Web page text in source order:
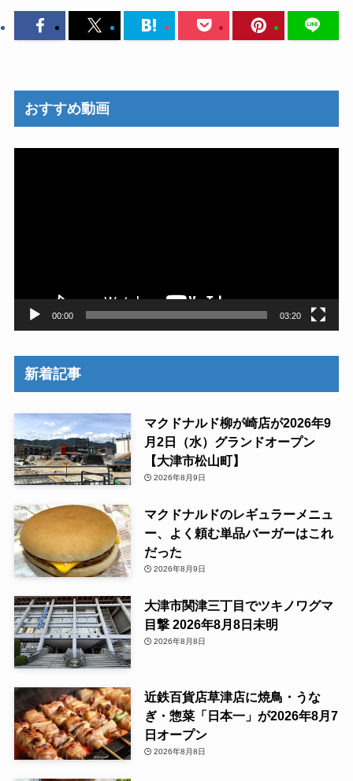
おすすめ動画
00:00 03:20
新着記事
マクドナルド柳が崎店が2026年9
月2日（水）グランドオープン
【大津市松山町】
2026年8月9日
マクドナルドのレギュラーメニュ
ー、よく頼む単品バーガーはこれ
だった
2026年8月9日
大津市関津三丁目でツキノワグマ
目撃 2026年8月8日未明
2026年8月8日
近鉄百貨店草津店に焼鳥・うな
ぎ・惣菜「日本一」が2026年8月7
日オープン
2026年8月8日